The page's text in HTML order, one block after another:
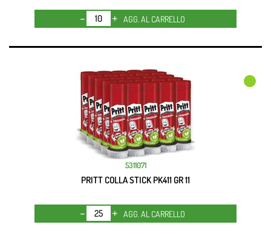
Quantità
AGG. AL CARRELLO
5311071
PRITT COLLA STICK PK411 GR 11
Quantità
AGG. AL CARRELLO